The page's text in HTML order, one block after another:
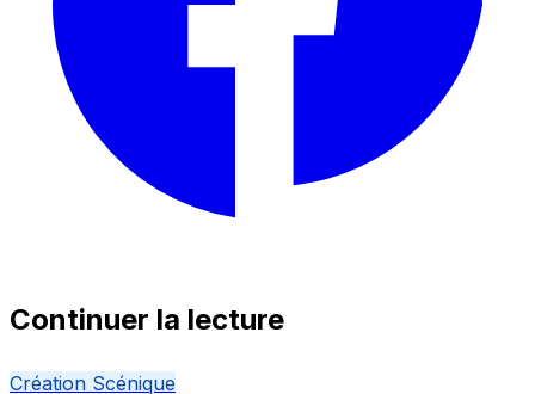
Continuer la lecture
Création Scénique